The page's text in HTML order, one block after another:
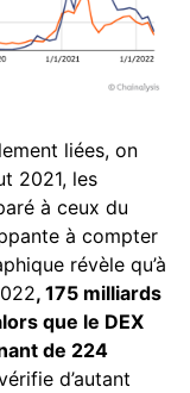
liées, on
2021, les
à ceux du
à compter
révèle qu’à
, 175 milliards
que le DEX
de 224
d’autant